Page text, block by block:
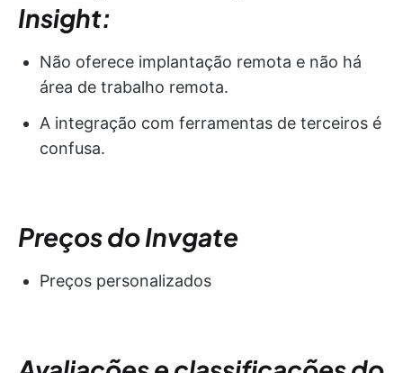
Insight:
Não oferece implantação remota e não há
área de trabalho remota.
A integração com ferramentas de terceiros é
confusa.
Preços do Invgate
Preços personalizados